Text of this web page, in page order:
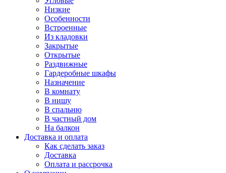
Низкие
Особенности
Встроенные
Из кладовки
Закрытые
Открытые
Раздвижные
Гардеробные шкафы
Назначение
В комнату
В нишу
В спальню
В частный дом
На балкон
Доставка и оплата
Как сделать заказ
Доставка
Оплата и рассрочка